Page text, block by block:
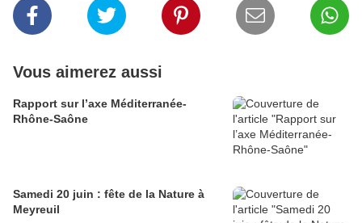
Vous aimerez aussi
Rapport sur l’axe Méditerranée-
Rhône-Saône
Samedi 20 juin : fête de la Nature à
Meyreuil